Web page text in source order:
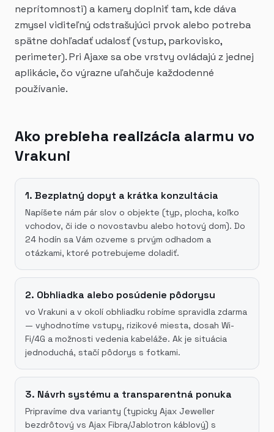
neprítomnosti) a kamery doplniť tam, kde dáva
zmysel viditeľný odstrašujúci prvok alebo potreba
spätne dohľadať udalosť (vstup, parkovisko,
perimeter). Pri Ajaxe sa obe vrstvy ovládajú z jednej
aplikácie, čo výrazne uľahčuje každodenné
používanie.
Ako prebieha realizácia alarmu vo
Vrakuni
1. Bezplatný dopyt a krátka konzultácia
Napíšete nám pár slov o objekte (typ, plocha, koľko
vchodov, či ide o novostavbu alebo hotový dom). Do
24 hodín sa Vám ozveme s prvým odhadom a
otázkami, ktoré potrebujeme doladiť.
2. Obhliadka alebo posúdenie pôdorysu
vo Vrakuni a v okolí obhliadku robíme spravidla zdarma
— vyhodnotíme vstupy, rizikové miesta, dosah Wi-
Fi/4G a možnosti vedenia kabeláže. Ak je situácia
jednoduchá, stačí pôdorys s fotkami.
3. Návrh systému a transparentná ponuka
Pripravíme dva varianty (typicky Ajax Jeweller
bezdrôtový vs Ajax Fibra/Jablotron káblový) s